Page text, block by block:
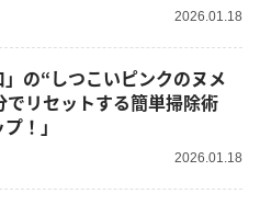
2026.01.18
」の“しつこいピンクのヌメ
でリセットする簡単掃除術
！」
2026.01.18